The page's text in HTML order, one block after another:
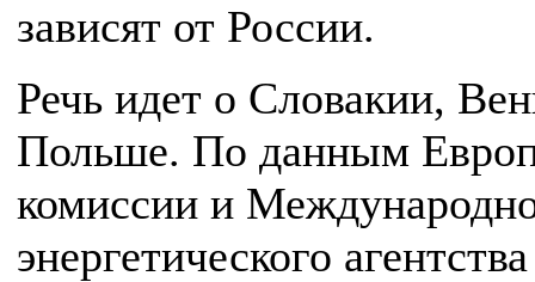
зависят от России.
Речь идет о Словакии,
Польше. По данным
комиссии и
энергетического